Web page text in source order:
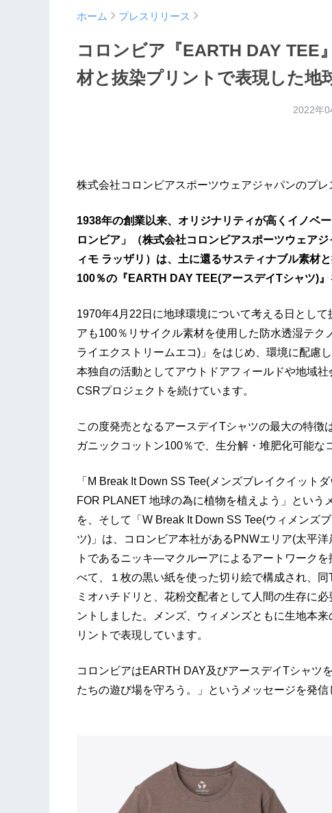
ホーム プレスリリース
コロンビア『EARTH DAY TEE
材と抜染プリントで表現した地
2022年
株式会社コロンビアスポーツウェアジャパンのプレ
1938年の創業以来、オリジナリティが高くイノベ
ロンビア」（株式会社コロンビアスポーツウェ
ィモ ラッザリ）は、土に還るサスティナブル素材
100％の『EARTH DAY TEE(アースデイTシャツ)』
1970年4月22日に地球環境について考える日とし
アも100％リサイクル素材を使用した防水透湿テ
ライエクストリームエコ)」をはじめ、環境に配慮
本独自の活動としてアウトドアフィールドや地域
CSRプロジェクトを続けています。
この度発売となるアースデイTシャツの最大の特
ガニックコットン100％で、生分解・堆肥化可能な
「M Break It Down SS Tee(メンズブレイクイット
FOR PLANET 地球の為に植物を植えよう」という
を、そして「W Break It Down SS Tee(ウィメンズ
ツ)」は、コロンビア本社があるPNWエリア(太平
トであるニッキ―マクルーアによるアートワーク
べて、１枚の黒い紙を使った切り絵で構成され、
ミオハチドリと、花粉交配者として人間の生存に
ントしました。メンズ、ウィメンズともに生地本
リントで表現しています。
コロンビアはEARTH DAY及びアースデイTシャツ
たちの遊び場を守ろう。」というメッセージを発信